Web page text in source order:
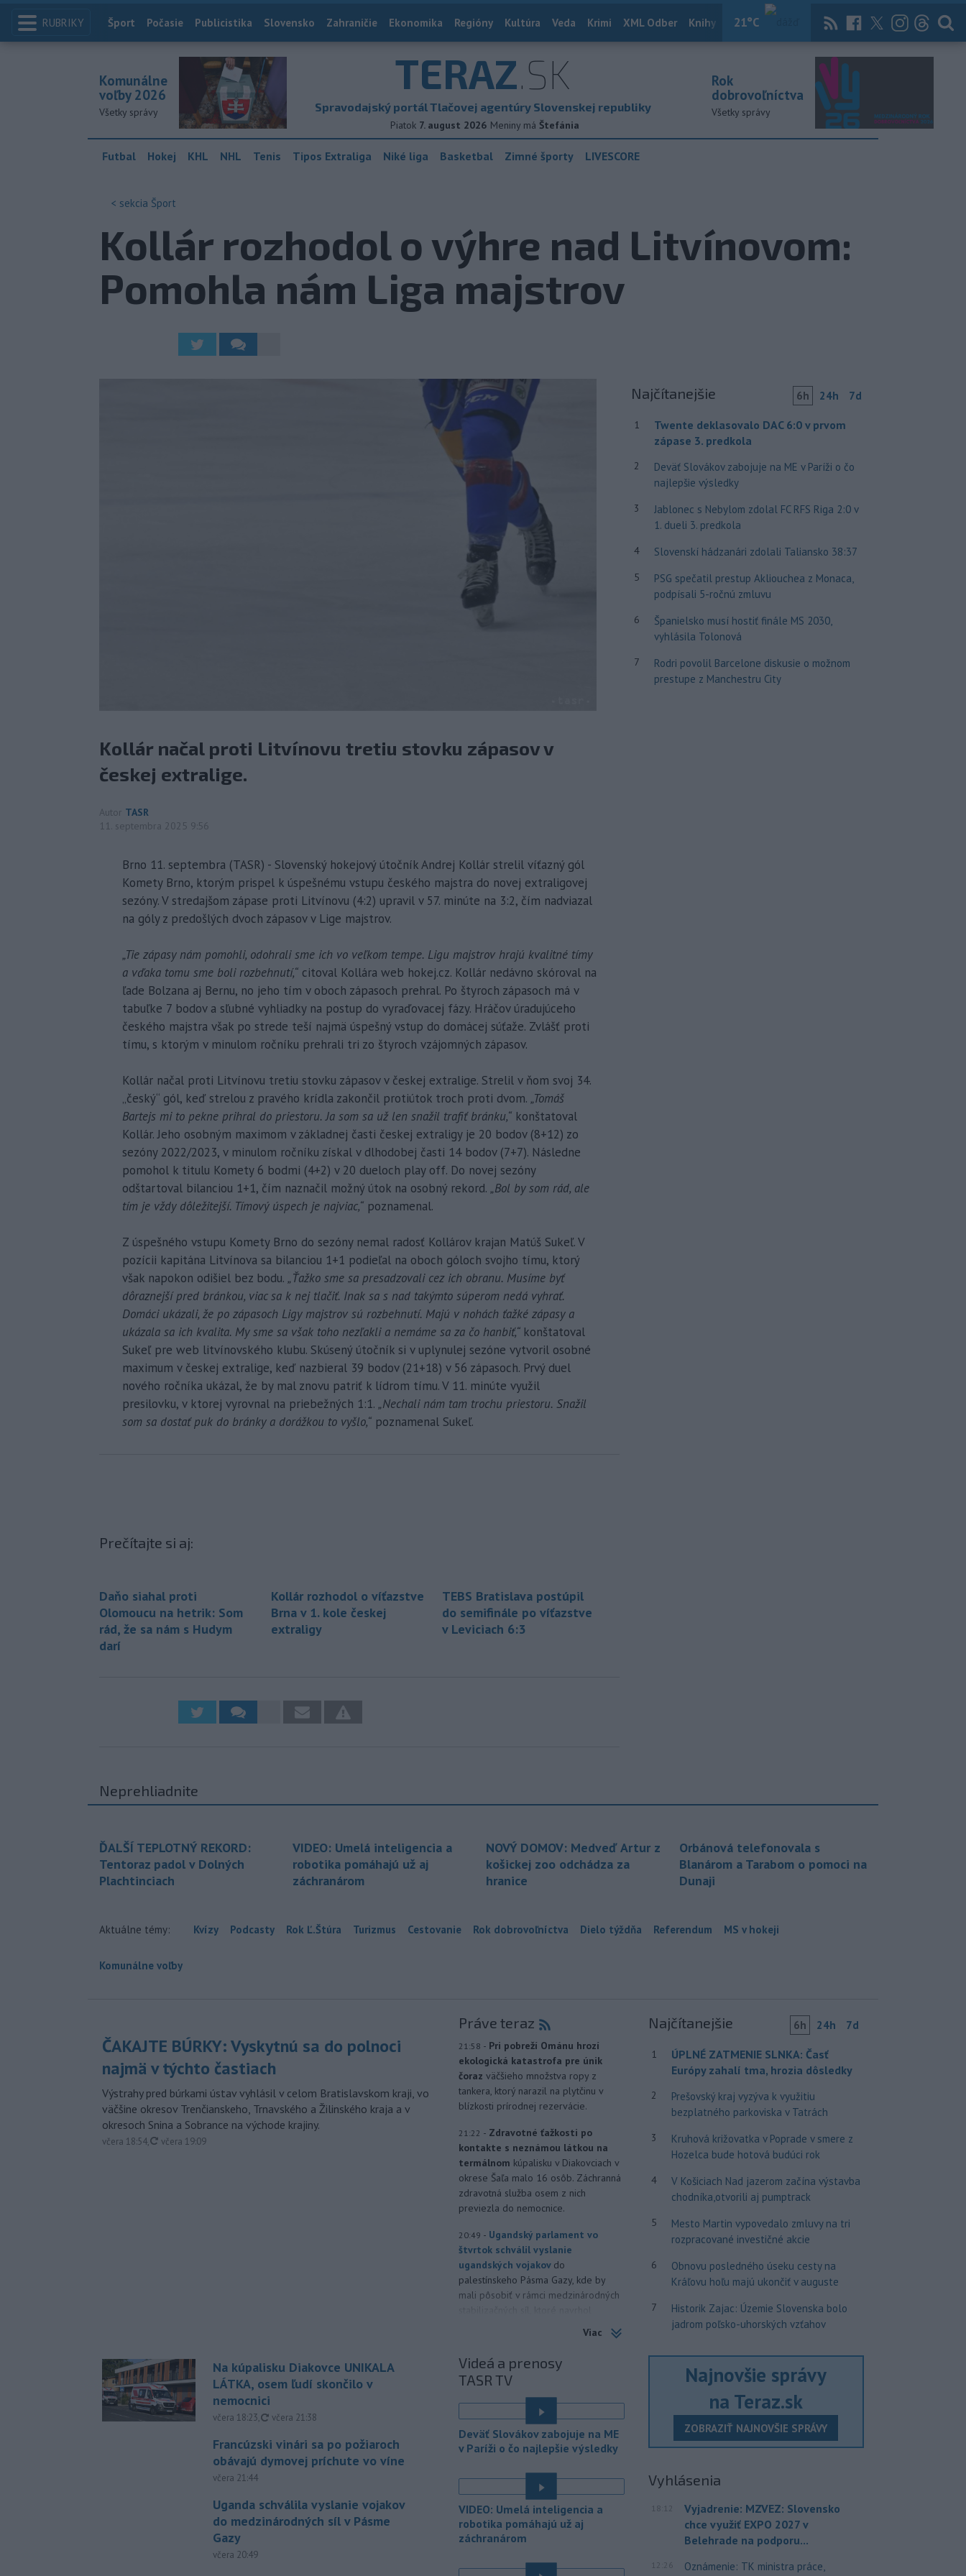
RUBRIKY 21°C
Index
Šport Počasie Publicistika Slovensko Zahraničie Ekonomika Regióny Kultúra Veda Krimi XML Odber Knihy Útulkovo Magazín News Now Archív
TERAZ.SK
Spravodajský portál Tlačovej agentúry Slovenskej republiky
Piatok 7. august 2026 Meniny má Štefánia
Komunálne
voľby 2026
Všetky správy
Rok
dobrovoľníctva
Všetky správy
Futbal Hokej KHL NHL Tenis Tipos Extraliga Niké liga Basketbal Zimné športy LIVESCORE
< sekcia Šport
Kollár rozhodol o výhre nad Litvínovom:
Pomohla nám Liga majstrov
Kollár načal proti Litvínovu tretiu stovku zápasov v
českej extralige.
Autor TASR
11. septembra 2025 9:56
Brno 11. septembra (TASR) - Slovenský hokejový útočník Andrej Kollár strelil víťazný gól
Komety Brno, ktorým prispel k úspešnému vstupu českého majstra do novej extraligovej
sezóny. V stredajšom zápase proti Litvínovu (4:2) upravil v 57. minúte na 3:2, čím nadviazal
na góly z predošlých dvoch zápasov v Lige majstrov.
„Tie zápasy nám pomohli, odohrali sme ich vo veľkom tempe. Ligu majstrov hrajú kvalitné tímy
a vďaka tomu sme boli rozbehnutí,“ citoval Kollára web hokej.cz. Kollár nedávno skóroval na
ľade Bolzana aj Bernu, no jeho tím v oboch zápasoch prehral. Po štyroch zápasoch má v
tabuľke 7 bodov a sľubné vyhliadky na postup do vyraďovacej fázy. Hráčov úradujúceho
českého majstra však po strede teší najmä úspešný vstup do domácej súťaže. Zvlášť proti
tímu, s ktorým v minulom ročníku prehrali tri zo štyroch vzájomných zápasov.
Kollár načal proti Litvínovu tretiu stovku zápasov v českej extralige. Strelil v ňom svoj 34.
„český“ gól, keď strelou z pravého krídla zakončil protiútok troch proti dvom. „Tomáš
Bartejs mi to pekne prihral do priestoru. Ja som sa už len snažil trafiť bránku,“ konštatoval
Kollár. Jeho osobným maximom v základnej časti českej extraligy je 20 bodov (8+12) zo
sezóny 2022/2023, v minulom ročníku získal v dlhodobej časti 14 bodov (7+7). Následne
pomohol k titulu Komety 6 bodmi (4+2) v 20 dueloch play off. Do novej sezóny
odštartoval bilanciou 1+1, čím naznačil možný útok na osobný rekord. „Bol by som rád, ale
tím je vždy dôležitejší. Tímový úspech je najviac,“ poznamenal.
Z úspešného vstupu Komety Brno do sezóny nemal radosť Kollárov krajan Matúš Sukeľ. V
pozícii kapitána Litvínova sa bilanciou 1+1 podieľal na oboch góloch svojho tímu, ktorý
však napokon odišiel bez bodu. „Ťažko sme sa presadzovali cez ich obranu. Musíme byť
dôraznejší pred bránkou, viac sa k nej tlačiť. Inak sa s nad takýmto súperom nedá vyhrať.
Domáci ukázali, že po zápasoch Ligy majstrov sú rozbehnutí. Majú v nohách ťažké zápasy a
ukázala sa ich kvalita. My sme sa však toho nezľakli a nemáme sa za čo hanbiť,“ konštatoval
Sukeľ pre web litvínovského klubu. Skúsený útočník si v uplynulej sezóne vytvoril osobné
maximum v českej extralige, keď nazbieral 39 bodov (21+18) v 56 zápasoch. Prvý duel
nového ročníka ukázal, že by mal znovu patriť k lídrom tímu. V 11. minúte využil
presilovku, v ktorej vyrovnal na priebežných 1:1. „Nechali nám tam trochu priestoru. Snažil
som sa dostať puk do bránky a dorážkou to vyšlo,“ poznamenal Sukeľ.
Prečítajte si aj:
Daňo siahal proti
Olomoucu na hetrik: Som
rád, že sa nám s Hudym
darí
Kollár rozhodol o víťazstve
Brna v 1. kole českej
extraligy
TEBS Bratislava postúpil
do semifinále po víťazstve
v Leviciach 6:3
Najčítanejšie 6h 24h 7d
1
Twente deklasovalo DAC 6:0 v prvom
zápase 3. predkola
2
Deväť Slovákov zabojuje na ME v Paríži o čo
najlepšie výsledky
3
Jablonec s Nebylom zdolal FC RFS Riga 2:0 v
1. dueli 3. predkola
4 Slovenskí hádzanári zdolali Taliansko 38:37
5
PSG spečatil prestup Akliouchea z Monaca,
podpísali 5-ročnú zmluvu
6
Španielsko musí hostiť finále MS 2030,
vyhlásila Tolonová
7
Rodri povolil Barcelone diskusie o možnom
prestupe z Manchestru City
Neprehliadnite
ĎALŠÍ TEPLOTNÝ REKORD:
Tentoraz padol v Dolných
Plachtinciach
VIDEO: Umelá inteligencia a
robotika pomáhajú už aj
záchranárom
NOVÝ DOMOV: Medveď Artur z
košickej zoo odchádza za
hranice
Orbánová telefonovala s
Blanárom a Tarabom o pomoci na
Dunaji
Aktuálne témy: Kvízy Podcasty Rok Ľ.Štúra Turizmus Cestovanie Rok dobrovoľníctva Dielo týždňa Referendum MS v hokeji
Komunálne voľby
ČAKAJTE BÚRKY: Vyskytnú sa do polnoci
najmä v týchto častiach
Výstrahy pred búrkami ústav vyhlásil v celom Bratislavskom kraji, vo
väčšine okresov Trenčianskeho, Trnavského a Žilinského kraja a v
okresoch Snina a Sobrance na východe krajiny.
včera 18:54, aktualizované
včera 19:09
Na kúpalisku Diakovce UNIKALA
LÁTKA, osem ľudí skončilo v
nemocnici
včera 18:23, aktualizované
včera 21:38
Francúzski vinári sa po požiaroch
obávajú dymovej príchute vo víne
včera 21:44
Uganda schválila vyslanie vojakov
do medzinárodných síl v Pásme
Gazy
včera 20:49
Práve teraz
21:58 - Pri pobreží Ománu hrozí
ekologická katastrofa pre únik
čoraz väčšieho množstva ropy z
tankera, ktorý narazil na plytčinu v
blízkosti prírodnej rezervácie.
21:22 - Zdravotné ťažkosti po
kontakte s neznámou látkou na
termálnom kúpalisku v Diakovciach v
okrese Šaľa malo 16 osôb. Záchranná
zdravotná služba osem z nich
previezla do nemocnice.
20:49 - Ugandský parlament vo
štvrtok schválil vyslanie
ugandských vojakov do
palestínskeho Pásma Gazy, kde by
mali pôsobiť v rámci medzinárodných
(FA) stiahla svoju podporu
prezidentovi
futbalovej federácie (FIFA) Giannimu
Infantinovi, ktorý je pod paľbou kritiky
po jeho neúspešnom pláne.
18:54 - Vo štvrtok do polnoci treba
Slovenska počítať s búrkami.
Slovenský hydrometeorologický ústav
(SHMÚ) vydal výstrahy prvého stupňa.
Platia aj v okresoch Snina a Sobrance.
záchrannými zložkami zasahuje na
Viac
Videá a prenosy
TASR TV
Deväť Slovákov zabojuje na ME
v Paríži o čo najlepšie výsledky
VIDEO: Umelá inteligencia a
robotika pomáhajú už aj
záchranárom
Najčítanejšie 6h 24h 7d
1
ÚPLNÉ ZATMENIE SLNKA: Časť
Európy zahalí tma, hrozia dôsledky
2
Prešovský kraj vyzýva k využitiu
bezplatného parkoviska v Tatrách
3
Kruhová križovatka v Poprade v smere z
Hozelca bude hotová budúci rok
4
V Košiciach Nad jazerom začína výstavba
chodníka,otvorili aj pumptrack
5
Mesto Martin vypovedalo zmluvy na tri
rozpracované investičné akcie
6
Obnovu posledného úseku cesty na
Kráľovu hoľu majú ukončiť v auguste
7
Historik Zajac: Územie Slovenska bolo
jadrom poľsko-uhorských vzťahov
Najnovšie správy
na Teraz.sk
ZOBRAZIŤ NAJNOVŠIE SPRÁVY
Vyhlásenia
18:12
Vyjadrenie: MZVEZ: Slovensko
chce využiť EXPO 2027 v
Belehrade na podporu...
12:26
Oznámenie: TK ministra práce,